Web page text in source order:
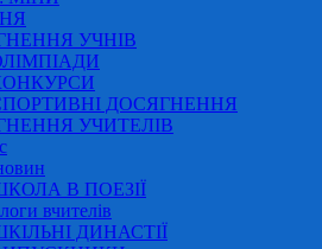
УЧНІВ
ДОСЯГНЕННЯ
УЧИТЕЛІВ
В ПОЕЗІЇ
вчителів
ДИНАСТІЇ